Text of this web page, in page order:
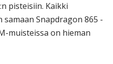
pisteisiin. Kaikki
Snapdragon 865 -
muisteissa on hieman